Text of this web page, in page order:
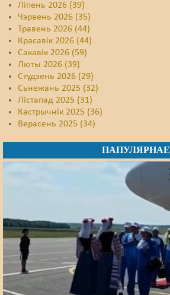
Ліпень 2026 (39)
Чэрвень 2026 (35)
Травень 2026 (44)
Красавік 2026 (44)
Сакавік 2026 (59)
Люты 2026 (39)
Студзень 2026 (29)
Сьнежань 2025 (32)
Лістапад 2025 (31)
Кастрычнік 2025 (36)
Верасень 2025 (34)
ПАПУЛЯРНАЕ